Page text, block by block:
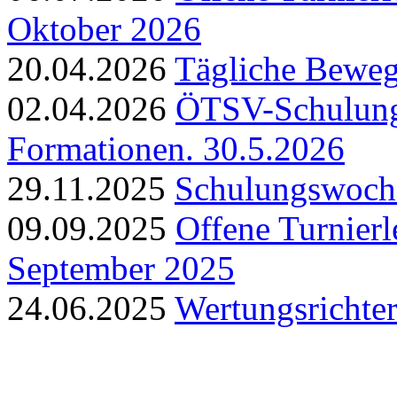
Oktober 2026
20.04.2026 Tägliche
02.04.2026 ÖTSV-
Formationen. 30.5.2026
29.11.2025
09.09.2025 Offene
September 2025
24.06.2025